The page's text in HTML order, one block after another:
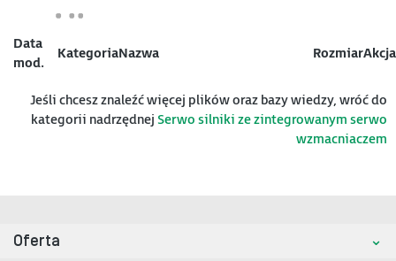
Data
mod.
KategoriaNazwa RozmiarAkcja
Jeśli chcesz znaleźć więcej plików oraz bazy wiedzy, wróć do
kategorii nadrzędnej Serwo silniki ze zintegrowanym serwo
wzmacniaczem
Oferta